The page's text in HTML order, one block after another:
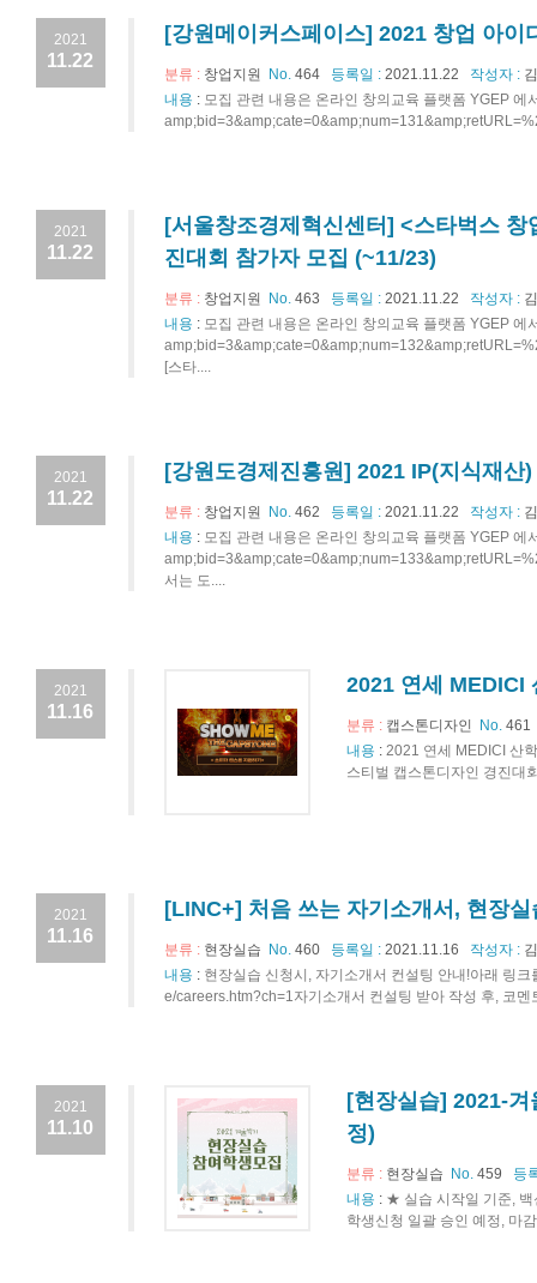
2021
11.22
[강원메이커스페이스] 2021 창업 아이
분류 : 창업지원 No. 464 등록일 : 2021.11.22 작성자 :
내용 : 모집 관련 내용은 온라인 창의교육 플랫폼 YGEP
2021
11.22
[서울창조경제혁신센터] <스타벅스
진대회 참가자 모집 (~11/23)
분류 : 창업지원 No. 463 등록일 : 2021.11.22 작성자 :
내용 : 모집 관련 내용은 온라인 창의교육 플랫폼 YGEP
[스타....
2021
11.22
[강원도경제진흥원] 2021 IP(지식재
분류 : 창업지원 No. 462 등록일 : 2021.11.22 작성자 :
내용 : 모집 관련 내용은 온라인 창의교육 플랫폼 YGEP
서는 도....
2021
11.16
2021 연세 MEDICI
분류 : 캡스톤디자인 No. 461
내용 : 2021 연세 MEDICI 산
스티벌 캡스톤디자인 경진대
2021
11.16
[LINC+] 처음 쓰는 자기소개서, 현장실
분류 : 현장실습 No. 460 등록일 : 2021.11.16 작성자 :
내용 : 현장실습 신청시, 자기소개서 컨설팅 안내!아래 링
e/careers.htm?ch=1자기소개서 컨설팅 받아 작성 후, 코
2021
11.10
[현장실습] 2021-
정)
분류 : 현장실습 No. 459
등
내용 : ★ 실습 시작일 기준,
학생신청 일괄 승인 예정, 마